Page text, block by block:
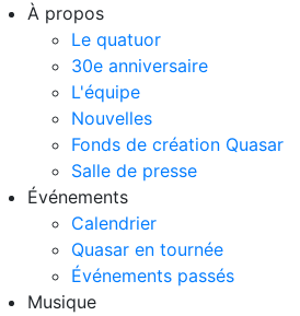
À propos
Le quatuor
30e anniversaire
L'équipe
Nouvelles
Fonds de création Quasar
Salle de presse
Événements
Calendrier
Quasar en tournée
Événements passés
Musique